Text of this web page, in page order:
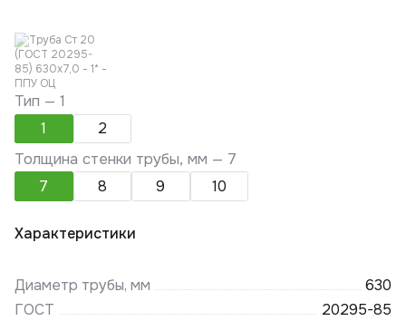
Тип —1
1
2
Толщина стенки трубы, мм — 7
7
8 9 10
Характеристики
Диаметр трубы, мм
630
ГОСТ
20295-85